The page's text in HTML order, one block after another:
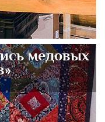
медовых